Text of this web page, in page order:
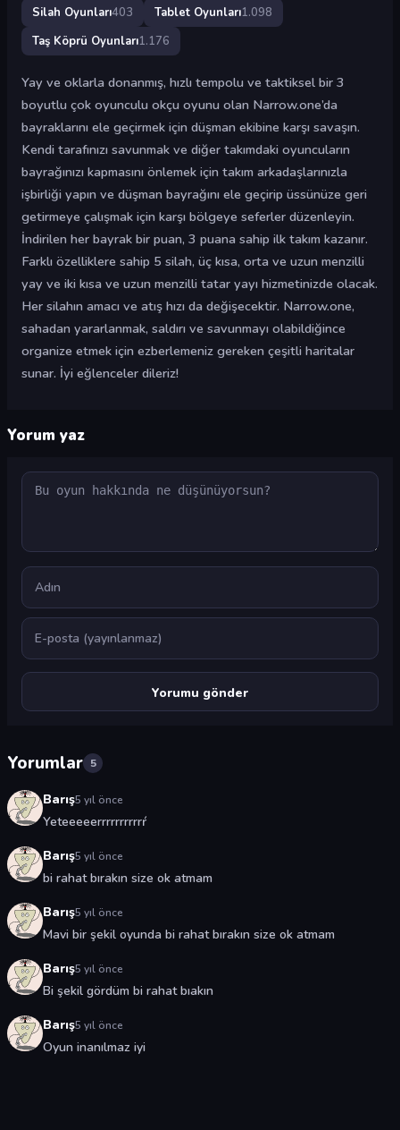
Silah Oyunları403 Tablet Oyunları1.098
Taş Köprü Oyunları1.176
Yay ve oklarla donanmış, hızlı tempolu ve taktiksel bir 3
boyutlu çok oyunculu okçu oyunu olan Narrow.one’da
bayraklarını ele geçirmek için düşman ekibine karşı savaşın.
Kendi tarafınızı savunmak ve diğer takımdaki oyuncuların
bayrağınızı kapmasını önlemek için takım arkadaşlarınızla
işbirliği yapın ve düşman bayrağını ele geçirip üssünüze geri
getirmeye çalışmak için karşı bölgeye seferler düzenleyin.
İndirilen her bayrak bir puan, 3 puana sahip ilk takım kazanır.
Farklı özelliklere sahip 5 silah, üç kısa, orta ve uzun menzilli
yay ve iki kısa ve uzun menzilli tatar yayı hizmetinizde olacak.
Her silahın amacı ve atış hızı da değişecektir. Narrow.one,
sahadan yararlanmak, saldırı ve savunmayı olabildiğince
organize etmek için ezberlemeniz gereken çeşitli haritalar
sunar. İyi eğlenceler dileriz!
Yorum yaz
Yorum
Ad
E-posta
Yorumlar 5
Barış5 yıl önce
Yeteeeeerrrrrrrrrrŕ
Barış5 yıl önce
bi rahat bırakın size ok atmam
Barış5 yıl önce
Mavi bir şekil oyunda bi rahat bırakın size ok atmam
Barış5 yıl önce
Bi şekil gördüm bi rahat bıakın
Barış5 yıl önce
Oyun inanılmaz iyi